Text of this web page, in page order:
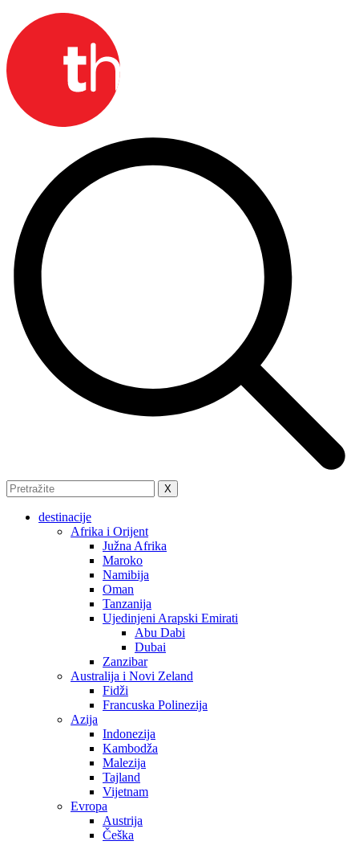
X
destinacije
Afrika i Orijent
Južna Afrika
Maroko
Namibija
Oman
Tanzanija
Ujedinjeni Arapski Emirati
Abu Dabi
Dubai
Zanzibar
Australija i Novi Zeland
Fidži
Francuska Polinezija
Azija
Indonezija
Kambodža
Malezija
Tajland
Vijetnam
Evropa
Austrija
Češka